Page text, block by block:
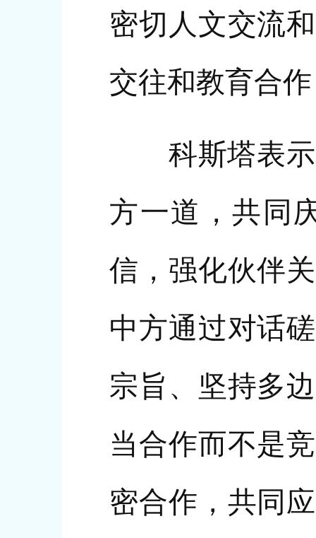
密切人文交流
交往和教育合
科斯塔表示
方一道，共同
信，强化伙伴
中方通过对话
宗旨、坚持多
当合作而不是
密合作，共同